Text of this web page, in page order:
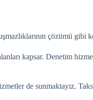
çözümü gibi
kapsar. Denetim
de sunmaktayız.